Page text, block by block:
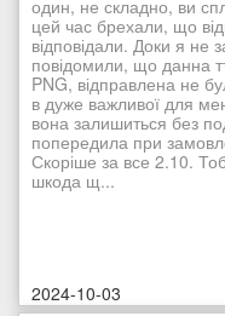
один, не складно, ви
цей час брехали, що
відповідали. Доки я не
повідомили, що данна
PNG, відправлена не
в дуже важливої для
вона залишиться без
попередила при
Скоріше за все 2.10.
шкода щ...
2024-10-03